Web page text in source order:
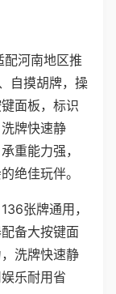
配河南地区推
自摸胡牌，操
面板，标识
牌快速静
重能力强，
绝佳玩伴。
张牌通用，
备大按键面
洗牌快速静
乐耐用省